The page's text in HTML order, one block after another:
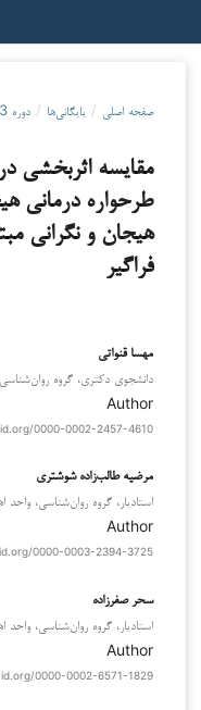
صفحه اصلی / بایگانی‌ها / دوره 3 شماره 4 (1403)
مقایسه اثربخشی
طرحواره درمانی
هیجان و نگرانی
فراگیر
مهسا قنواتی
دانشجوی دکتری، گروه روان‌شناسی
Author
0000-0002-2457-4610
مرضیه طالب‌زاده شوشتری
استادیار، گروه روان‌شناسی، واحد
Author
0000-0003-2394-3725
سحر صفرزاده
استادیار، گروه روان‌شناسی، واحد
Author
0000-0002-6571-1829